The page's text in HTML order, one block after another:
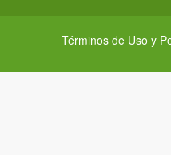
Términos de Uso y